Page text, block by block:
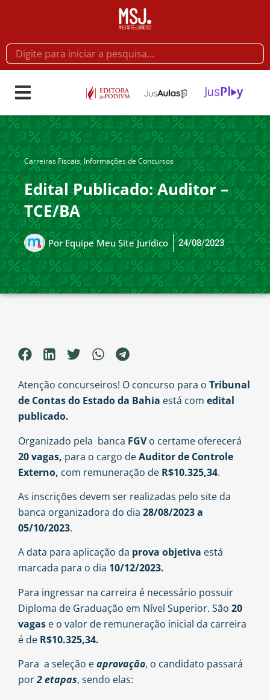
Carreiras Fiscais, Informações de Concursos
Edital Publicado: Auditor –
TCE/BA
PorEquipe Meu Site Jurídico 24/08/2023
Atenção concurseiros! O concurso para o Tribunal
de Contas do Estado da Bahia está com edital
publicado.
Organizado pela banca FGVo certame oferecerá
20 vagas, para o cargo deAuditor de Controle
Externo, com remuneração de R$10.325,34.
As inscrições devem ser realizadas pelo site da
banca organizadora do dia 28/08/2023 a
05/10/2023.
A data para aplicação da prova objetiva está
marcada para o dia 10/12/2023.
Para ingressar na carreira é necessário possuir
Diploma de Graduação em Nível Superior. São 20
vagas e o valor de remuneração inicial da carreira
é de R$10.325,34.
Para a seleção eaprovação, o candidato passará
por2 etapas, sendo elas: